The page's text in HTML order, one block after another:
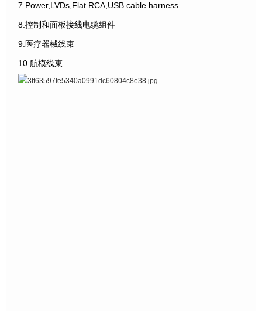
7.Power,LVDs,Flat RCA,USB cable harness
8.控制和面板接线电缆组件
9.医疗器械线束
10.航模线束